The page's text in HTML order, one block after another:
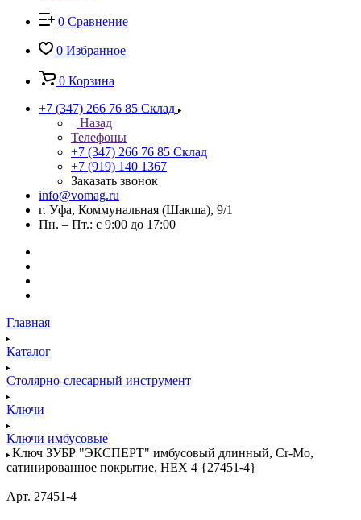
0 Сравнение
0 Избранное
0 Корзина
+7 (347) 266 76 85 Склад
Назад
Телефоны
+7 (347) 266 76 85 Склад
+7 (919) 140 1367
Заказать звонок
info@vomag.ru
г. Уфа, Коммунальная (Шакша), 9/1
Пн. – Пт.: с 9:00 до 17:00
Главная
Каталог
Столярно-слесарный инструмент
Ключи
Ключи имбусовые
Ключ ЗУБР "ЭКСПЕРТ" имбусовый длинный, Cr-Mo,
сатинированное покрытие, HEX 4 {27451-4}
Арт. 27451-4